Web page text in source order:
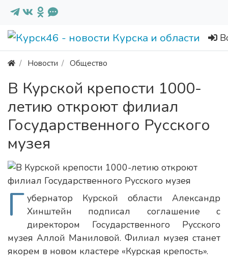
Новости Общество
В Курской крепости 1000-
летию откроют филиал
Государственного Русского
музея
Г убернатор Курской области Александр
Хинштейн подписал соглашение с
директором Государственного Русского
музея Аллой Маниловой. Филиал музея станет
якорем в новом кластере «Курская крепость».